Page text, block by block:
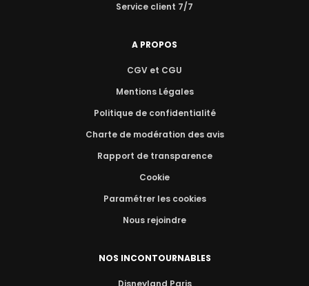
Service client 7/7
A PROPOS
CGV et CGU
Mentions Légales
Politique de confidentialité
Charte de modération des avis
Rapport de transparence
Cookie
Paramétrer les cookies
Nous rejoindre
NOS INCONTOURNABLES